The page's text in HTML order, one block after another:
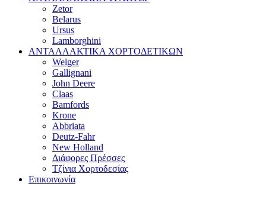
Zetor
Belarus
Ursus
Lamborghini
ΑΝΤΑΛΛΑΚΤΙΚΑ ΧΟΡΤΟΔΕΤΙΚΩΝ
Welger
Gallignani
John Deere
Claas
Bamfords
Krone
Abbriata
Deutz-Fahr
New Holland
Διάφορες Πρέσσες
Τζίνια Χορτοδεσίας
Επικοινωνία